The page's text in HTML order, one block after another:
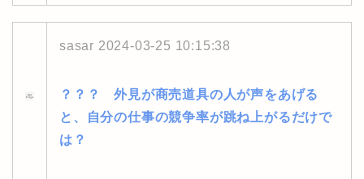
sasar 2024-03-25 10:15:38
？？？ 外見が商売道具の人が声をあげる
と、自分の仕事の競争率が跳ね上がるだけで
は？